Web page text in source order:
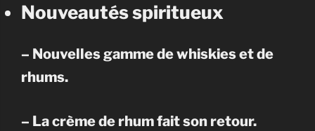
Nouveautés spiritueux
– Nouvelles gamme de whiskies et de
rhums.
– La crème de rhum fait son retour.